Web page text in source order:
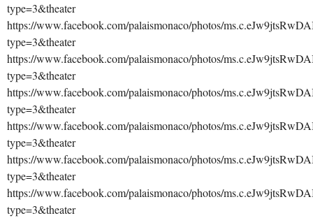
type=3&theater
https://www.facebook.com/palaismonaco/photos/
type=3&theater
https://www.facebook.com/palaismonaco/photos/
type=3&theater
https://www.facebook.com/palaismonaco/photos/
type=3&theater
https://www.facebook.com/palaismonaco/photos/
type=3&theater
https://www.facebook.com/palaismonaco/photos/
type=3&theater
https://www.facebook.com/palaismonaco/photos/
type=3&theater